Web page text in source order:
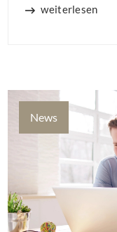
weiterlesen
News